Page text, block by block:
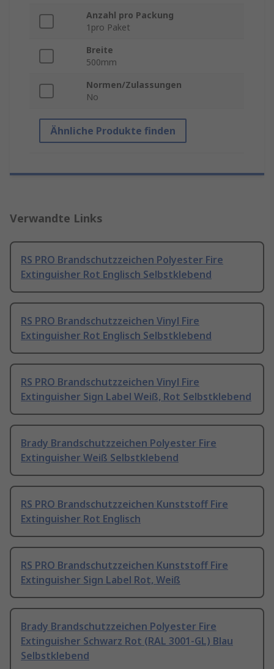
Anzahl pro Packung
1pro Paket
Breite
500mm
Normen/Zulassungen
No
Ähnliche Produkte finden
Verwandte Links
RS PRO Brandschutzzeichen Polyester Fire
Extinguisher Rot Englisch Selbstklebend
RS PRO Brandschutzzeichen Vinyl Fire
Extinguisher Rot Englisch Selbstklebend
RS PRO Brandschutzzeichen Vinyl Fire
Extinguisher Sign Label Weiß, Rot Selbstklebend
Brady Brandschutzzeichen Polyester Fire
Extinguisher Weiß Selbstklebend
RS PRO Brandschutzzeichen Kunststoff Fire
Extinguisher Rot Englisch
RS PRO Brandschutzzeichen Kunststoff Fire
Extinguisher Sign Label Rot, Weiß
Brady Brandschutzzeichen Polyester Fire
Extinguisher Schwarz Rot (RAL 3001-GL) Blau
Selbstklebend